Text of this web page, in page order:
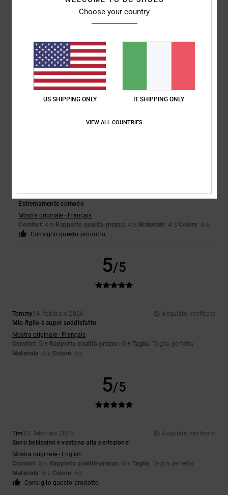
5/5
16. febbraio 2026
Sono comode, belle e di buona qualità
Mostra originale - Castellano
/5 Rapporto qualità-prezzo Taglia: GrandeMateriale
Samuel15. febbraio 2026
Acquisto verificato
Estremamente comodo
Mostra originale - Français
Comfort: 4 /5 Rapporto qualità-prezzo: 4 /5 Materiale: 4/5 Colore: 4/5
Consiglio questo prodotto
5/5
Tommy14. febbraio 2026
Acquisto verificato
Mio figlio è super soddisfatto
Mostra originale - Français
Comfort: 5/5 Rapporto qualità-prezzo : 5/5 Taglia: Taglia perfetta
Materiale: 4/5 Colore: 5/5
5/5
Tim13. febbraio 2026
Acquisto verificato
Sono bellissimi e vestono alla perfezione!
Mostra originale - English
Comfort: 5/5 Rapporto qualità-prezzo : 5/5 Taglia: Taglia perfetta
Materiale: 5/5 Colore: 5/5
Consiglio questo prodotto
Choose your country
US SHIPPING ONLY IT SHIPPING ONLY
VIEW ALL COUNTRIES